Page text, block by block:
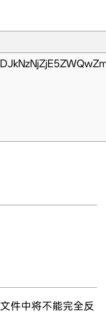
件中将不能完全反